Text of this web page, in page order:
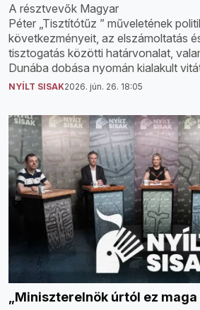
A résztvevők Magyar
Péter „Tisztítótűz ” műveletének
következményeit, az elszámoltatás
tisztogatás közötti határvonalat,
Dunába dobása nyomán kialakult
NYÍLT SISAK2026. jún. 26. 18:05
„Miniszterelnök úrtól ez